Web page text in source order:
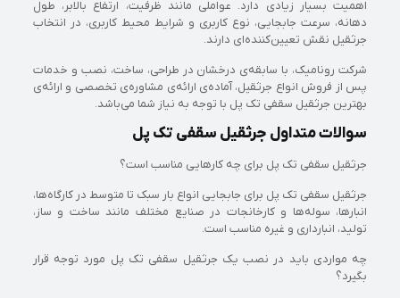
اهمیت بسیار زیادی دارد. عواملی مانند ظرفیت، ارتفاع بالابر، طول
دهانه، سرعت جابجایی، نوع کاربری و شرایط محیط کاربری، در انتخاب
جرثقیل نقش تعیین‌کننده‌ای دارند.
شرکت رونامیک، با سابقه‌ی درخشان در طراحی، ساخت، نصب و خدمات
پس از فروش انواع جرثقیل، آماده‌ی ارائه‌ی مشاوره‌ی تخصصی و ارائه‌ی
بهترین جرثقیل سقفی تک پل با توجه به نیاز شما می‌باشد.
سوالات متداول جرثقیل سقفی تک پل
جرثقیل سقفی تک پل برای چه کارهایی مناسب است؟
جرثقیل سقفی تک پل برای جابجایی انواع بار سبک تا متوسط در کارگاه‌ها،
انبارها، سوله‌ها و کارخانجات در صنایع مختلف مانند ساخت و ساز،
تولید، انبارداری و غیره مناسب است.
چه مواردی باید در نصب یک جرثقیل سقفی تک پل مورد توجه قرار
بگیرد؟